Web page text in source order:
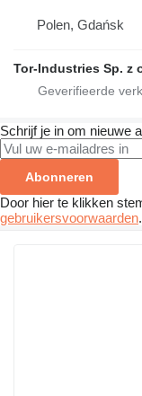
Polen, Gdańsk
Tor-Industries Sp. z
Schrijf je in om nieuwe
Abonneren
Door hier te klikken
gebruikersvoorwaarden.